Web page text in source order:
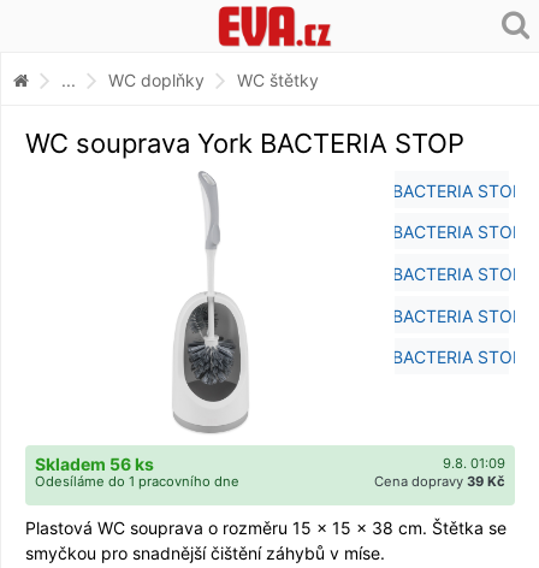
... WC doplňky WC štětky
WC souprava York BACTERIA STOP
9.8. 01:09
Skladem 56 ks
Cena dopravy 39 Kč
Odesíláme do 1 pracovního dne
Plastová WC souprava o rozměru 15 x 15 x 38 cm. Štětka se
smyčkou pro snadnější čištění záhybů v míse.